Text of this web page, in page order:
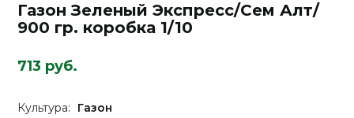
Газон Зеленый Экспресс/Сем Алт/
900 гр. коробка 1/10
713 руб.
Культура:
Газон